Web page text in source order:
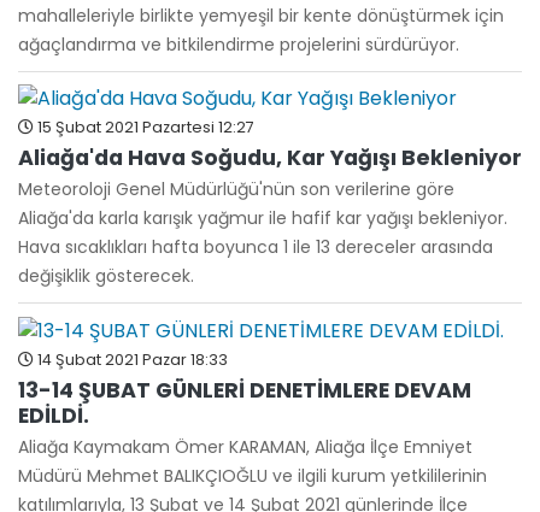
mahalleleriyle birlikte yemyeşil bir kente dönüştürmek için
ağaçlandırma ve bitkilendirme projelerini sürdürüyor.
15 Şubat 2021 Pazartesi 12:27
Aliağa'da Hava Soğudu, Kar Yağışı Bekleniyor
Meteoroloji Genel Müdürlüğü'nün son verilerine göre
Aliağa'da karla karışık yağmur ile hafif kar yağışı bekleniyor.
Hava sıcaklıkları hafta boyunca 1 ile 13 dereceler arasında
değişiklik gösterecek.
14 Şubat 2021 Pazar 18:33
13-14 ŞUBAT GÜNLERİ DENETİMLERE DEVAM
EDİLDİ.
Aliağa Kaymakam Ömer KARAMAN, Aliağa İlçe Emniyet
Müdürü Mehmet BALIKÇIOĞLU ve ilgili kurum yetkililerinin
katılımlarıyla, 13 Şubat ve 14 Şubat 2021 günlerinde İlçe